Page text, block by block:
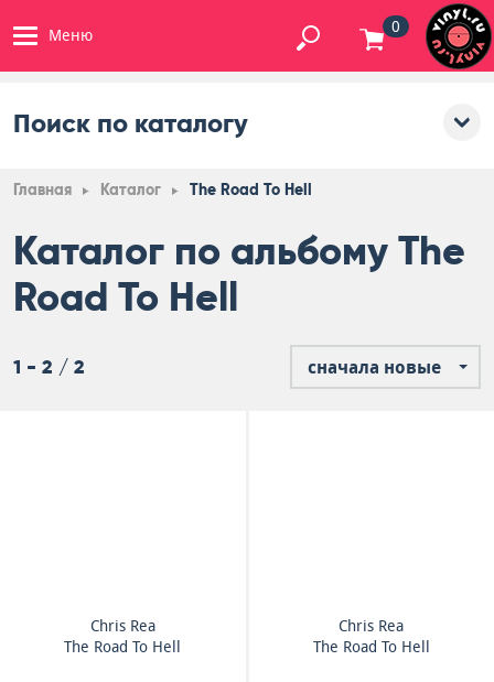
Меню 0
Поиск по каталогу
Главная Каталог The Road To Hell
Каталог по альбому The
Road To Hell
1 - 2 / 2 сначала новые
Chris Rea
The Road To Hell
Chris Rea
The Road To Hell